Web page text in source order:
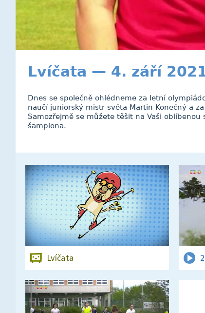
Lvíčata — 4. září
Dnes se společně ohlédneme za letní
naučí juniorský mistr světa Martin Konečný a
Samozřejmě se můžete těšit na Vaši
šampiona.
Lvíčata